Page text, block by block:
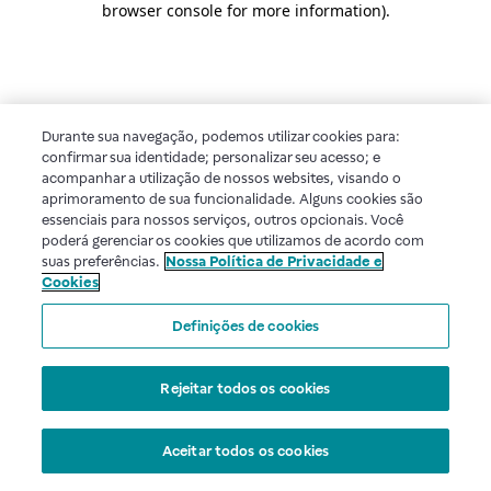
browser console for more information).
Durante sua navegação, podemos utilizar cookies para:
confirmar sua identidade; personalizar seu acesso; e
acompanhar a utilização de nossos websites, visando o
aprimoramento de sua funcionalidade. Alguns cookies são
essenciais para nossos serviços, outros opcionais. Você
poderá gerenciar os cookies que utilizamos de acordo com
suas preferências. Nossa Política de Privacidade e
Cookies
Definições de cookies
Rejeitar todos os cookies
Aceitar todos os cookies